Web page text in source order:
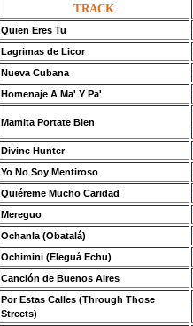
TRACK
Quien Eres Tu
Lagrimas de Licor
Nueva Cubana
Homenaje A Ma' Y Pa'
Mamita Portate Bien
Divine Hunter
Yo No Soy Mentiroso
Quiéreme Mucho Caridad
Mereguo
Ochanla (Obatalá)
Ochimini (Eleguá Echu)
Canción de Buenos Aires
Por Estas Calles (Through Those
Streets)